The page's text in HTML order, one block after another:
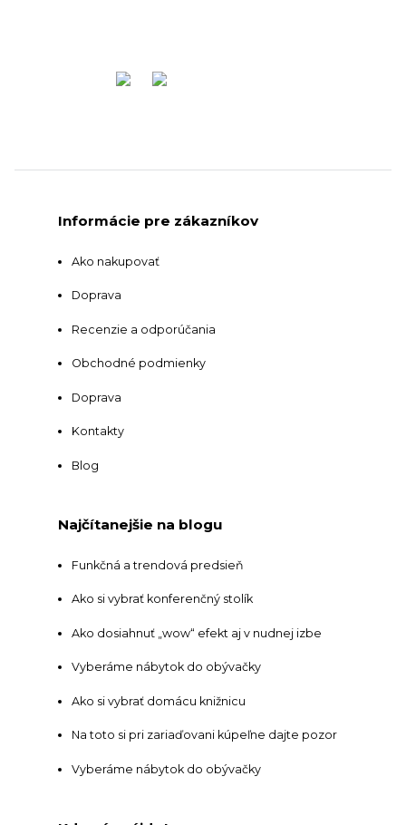
Informácie pre zákazníkov
Ako nakupovať
Doprava
Recenzie a odporúčania
Obchodné podmienky
Doprava
Kontakty
Blog
Najčítanejšie na blogu
Funkčná a trendová predsieň
Ako si vybrať konferenčný stolík
Ako dosiahnuť „wow“ efekt aj v nudnej izbe
Vyberáme nábytok do obývačky
Ako si vybrať domácu knižnicu
Na toto si pri zariaďovani kúpeľne dajte pozor
Vyberáme nábytok do obývačky